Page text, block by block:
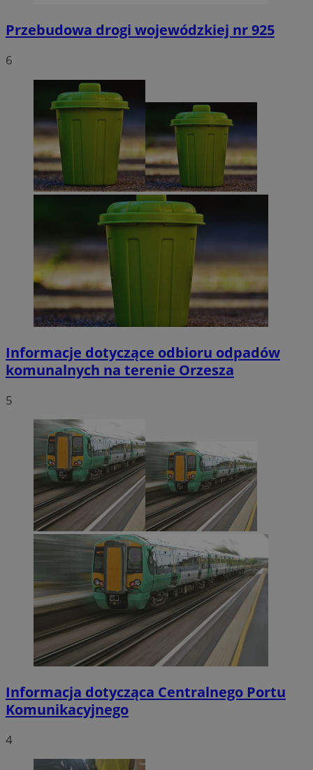
Przebudowa drogi wojewódzkiej nr 925
6
Informacje dotyczące odbioru odpadów
komunalnych na terenie Orzesza
5
Informacja dotycząca Centralnego Portu
Komunikacyjnego
4